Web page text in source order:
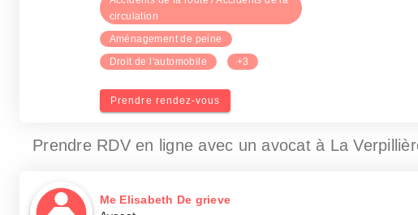
circulation
Aménagement de peine
Droit de l'automobile
+3
Prendre rendez-vous
Prendre RDV en ligne avec un avocat à La
Me Elisabeth De grieve